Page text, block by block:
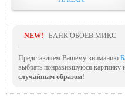
NEW! БАНК ОБОЕВ.МИКС
Представляем Вашему вниманию
выбрать понравившуюся картинку
случайным образом!